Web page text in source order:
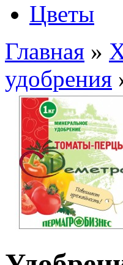
Цветы
Главная »
удобрения